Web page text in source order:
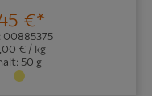
€*
00885375
€ / kg
50 g